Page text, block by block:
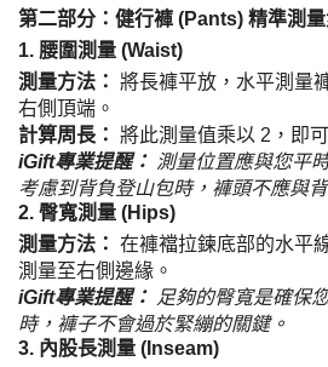
第二部分：健行褲 (Pants) 精準測
1. 腰圍測量 (Waist)
測量方法： 將長褲平放，水平測量
右側頂端。
計算周長： 將此測量值乘以 2，即
iGift專業提醒： 測量位置應與您平
考慮到背負登山包時，褲頭不應與
2. 臀寬測量 (Hips)
測量方法： 在褲襠拉鍊底部的水平
測量至右側邊緣。
iGift專業提醒： 足夠的臀寬是確保
時，褲子不會過於緊繃的關鍵。
3. 內股長測量 (Inseam)